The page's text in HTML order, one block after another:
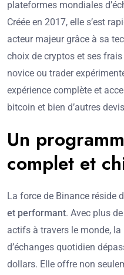
plateformes mondiales
Créée en 2017, elle s’est
acteur majeur grâce à sa
choix de cryptos et ses
novice ou trader
expérience complète et
bitcoin et bien d’autres
Un
complet et
La force de Binance réside
et performant. Avec plus
actifs à travers le monde,
d’échanges quotidien
dollars. Elle offre non